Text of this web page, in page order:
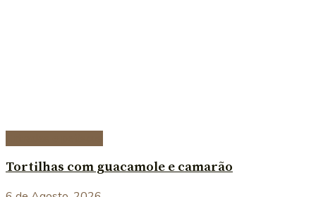
Tortilhas com guacamole e camarão